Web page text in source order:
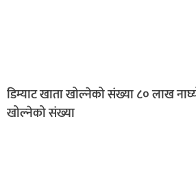
डिम्याट खाता खोल्नेको संख्या ८० लाख
खोल्नेको संख्या